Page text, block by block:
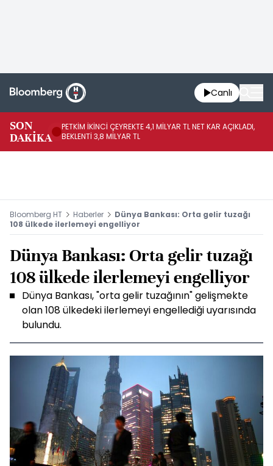
Canlı
SON
DAKİKA
PETKİM İKİNCİ ÇEYREKTE 4,1 MİLYAR TL NET KAR AÇIKLADI,
BEKLENTİ 3,8 MİLYAR TL
Bloomberg HT Haberler
Dünya Bankası: Orta gelir tuzağı
108 ülkede ilerlemeyi engelliyor
Dünya Bankası: Orta gelir tuzağı
108 ülkede ilerlemeyi engelliyor
Dünya Bankası, "orta gelir tuzağının" gelişmekte
olan 108 ülkedeki ilerlemeyi engellediği uyarısında
bulundu.